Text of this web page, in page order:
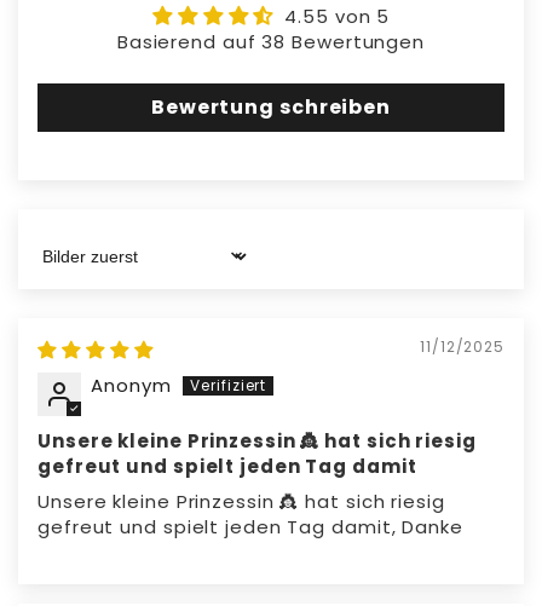
Nutzung ein, wenn Probleme auftreten.
keine Komponenten, um die Sicherheit zu
gewährleisten.
ABS und Elektronik
4.55 von 5
Basierend auf 38 Bewertungen
Bewertung schreiben
Sort by
11/12/2025
Anonym
Unsere kleine Prinzessin 👸 hat sich riesig
gefreut und spielt jeden Tag damit
Unsere kleine Prinzessin 👸 hat sich riesig
gefreut und spielt jeden Tag damit, Danke